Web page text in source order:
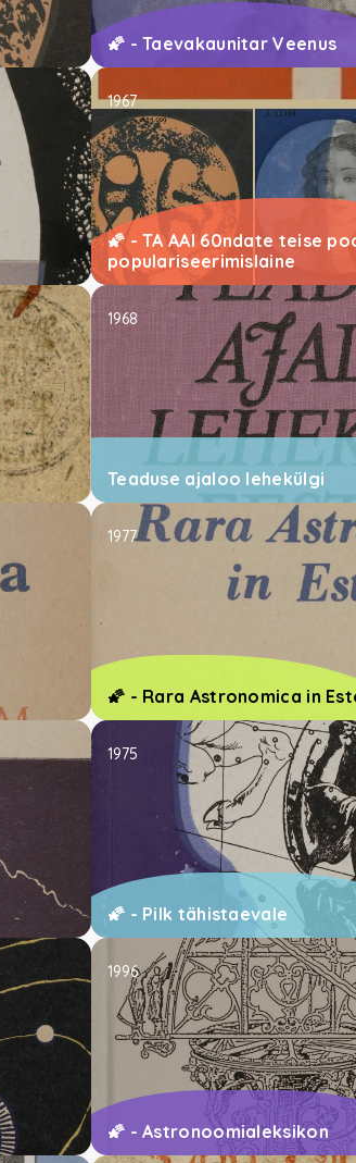
🌠 - Taevakaunitar Veenus
🌠 - TA AAI 60ndate teise
populariseerimislaine
1967
Teaduse ajaloo lehekülgi
1968
🌠 - Rara Astronomica in
1977
🌠 - Pilk tähistaevale
1975
🌠 - Astronoomialeksikon
1996